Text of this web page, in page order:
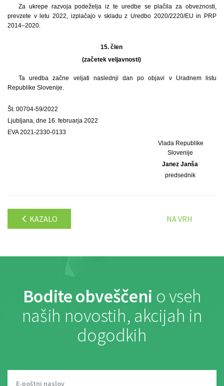
Za ukrepe razvoja podeželja iz te uredbe se plačila za obveznosti,
prevzete v letu 2022, izplačajo v skladu z Uredbo 2020/2220/EU in PRP
2014–2020.
15. člen
(začetek veljavnosti)
Ta uredba začne veljati naslednji dan po objavi v Uradnem listu
Republike Slovenije.
Št. 00704-59/2022
Ljubljana, dne 16. februarja 2022
EVA 2021-2330-0133
Vlada Republike
Slovenije
Janez Janša
predsednik
KAZALO NA VRH
Bodite obveščeni o vseh
naših novostih, akcijah in
dogodkih